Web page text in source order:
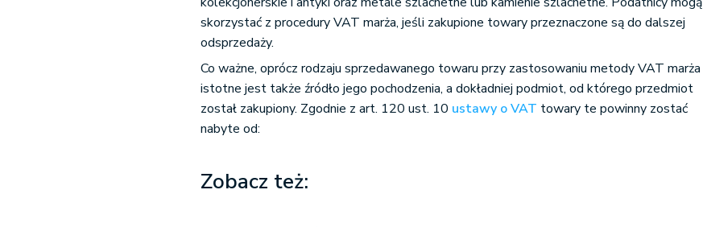
skorzystać z procedury VAT marża, jeśli zakupione towary przeznaczone są do dalszej
odsprzedaży.
Co ważne, oprócz rodzaju sprzedawanego towaru przy zastosowaniu metody VAT marża
istotne jest także źródło jego pochodzenia, a dokładniej podmiot, od którego przedmiot
został zakupiony. Zgodnie z art. 120 ust. 10 ustawy o VAT towary te powinny zostać
nabyte od:
Zobacz też: